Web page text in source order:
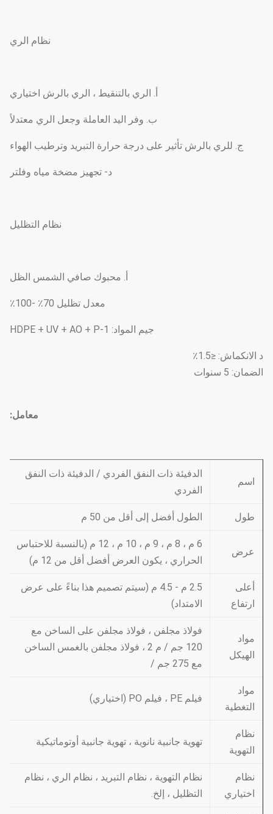
نظام الري
أ. الري بالتنقيط ، الري بالرش اختياري
ب. وفر اليد العاملة وجعل الري معتدلاً
ج. للري بالرش تأثير على درجة حرارة التبريد وترطيب الهواء
د- تجهيز مضخة مياه وفلتر
نظام التظليل
أ. محبوك صافي الشمس الظل
معدل تظليل 70٪ -100٪
جيم المواد: HDPE + UV + AO + P-1
د الانكماش: ≤1.5٪
الضمان: 5 سنوات
معامل:
اسم
الدفيئة ذات النفق الفردي / الدفيئة ذات النفق
الفردي
طول الطول أفضل إلى أقل من 50 م
عرض
6 م ، 8 م ، 9 م ، 10 م ، 12 م (بالنسبة للاحتباس
الحراري ، يكون العرض أفضل أقل من 12 م)
أعلى
ارتفاع
2.5 م - 4.5 م (سيتم تصميم هذا بناءً على عرض
الامتداد)
مواد
الهيكل
فولاذ مجلفن ، فولاذ مجلفن على الساخن مع
120 جم / م 2 ، فولاذ مجلفن بالغمس الساخن
مع 275 جم /
مواد
التغطية
فيلم PE ، فيلم PO (اختياري)
نظام
التهوية
تهوية جانبية نانوية ، تهوية جانبية أوتوماتيكية
نظام
اختياري
نظام التهوية ، نظام التبريد ، نظام الري ، نظام
التظليل ، إلخ.